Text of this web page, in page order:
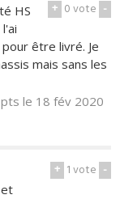
+ 0vote -
HS
être livré. Je
mais sans les
le 18 fév 2020
+ 1vote -